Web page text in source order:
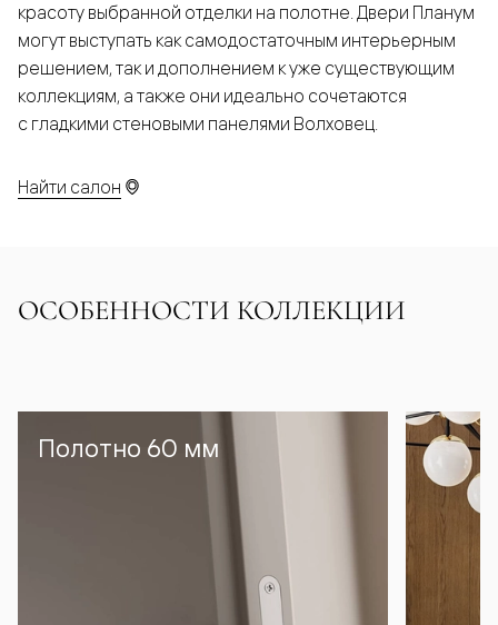
красоту выбранной отделки на полотне. Двери Планум
могут выступать как самодостаточным интерьерным
решением, так и дополнением к уже существующим
коллекциям, а также они идеально сочетаются
с гладкими стеновыми панелями Волховец.
Найти салон
ОСОБЕННОСТИ КОЛЛЕКЦИИ
Полотно 60 мм